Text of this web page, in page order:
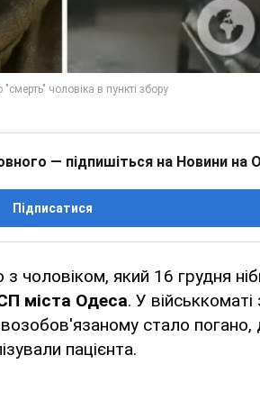
— підпишіться на Новини на
Підписатися
чоловіком, який 16 грудня
міста Одеса. У
стало погано,
пацієнта.